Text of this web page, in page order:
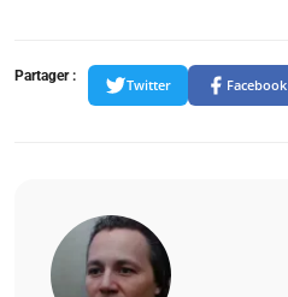
Partager :
Twitter Facebook